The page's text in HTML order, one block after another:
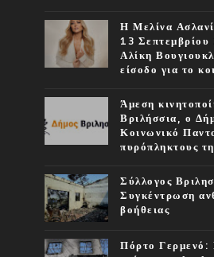
Η Μελίνα
13
Αλίκη
είσοδο για το
Άμεση
Βριλήσσια, ο
Κοινωνικό
πυρόπληκτους
Σύλλογος
Συγκέντρωση
βοήθειας
Πόρτο